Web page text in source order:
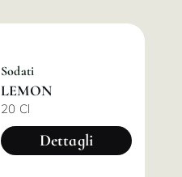
Sodati
LEMON
20 Cl
Dettagli